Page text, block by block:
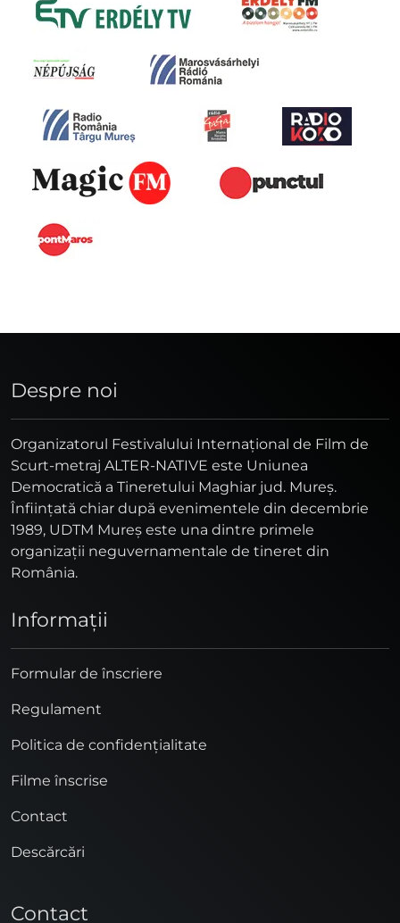
Despre noi
Organizatorul Festivalului Internaţional de Film de
Scurt-metraj ALTER-NATIVE este Uniunea
Democratică a Tineretului Maghiar jud. Mureş.
Înfiinţată chiar după evenimentele din decembrie
1989, UDTM Mureş este una dintre primele
organizaţii neguvernamentale de tineret din
România.
Informaţii
Formular de înscriere
Regulament
Politica de confidențialitate
Filme înscrise
Contact
Descărcări
Contact